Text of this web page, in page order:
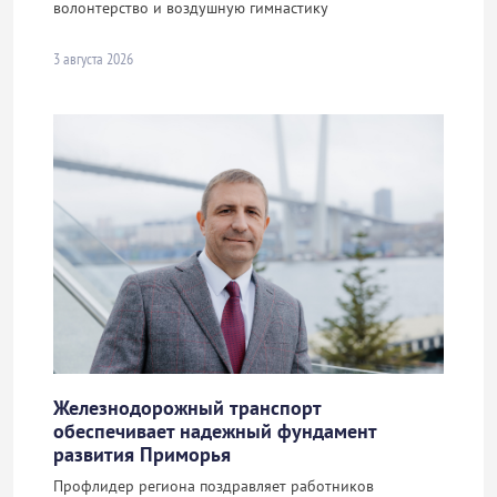
волонтерство и воздушную гимнастику
3 августа 2026
Железнодорожный транспорт
обеспечивает надежный фундамент
развития Приморья
Профлидер региона поздравляет работников